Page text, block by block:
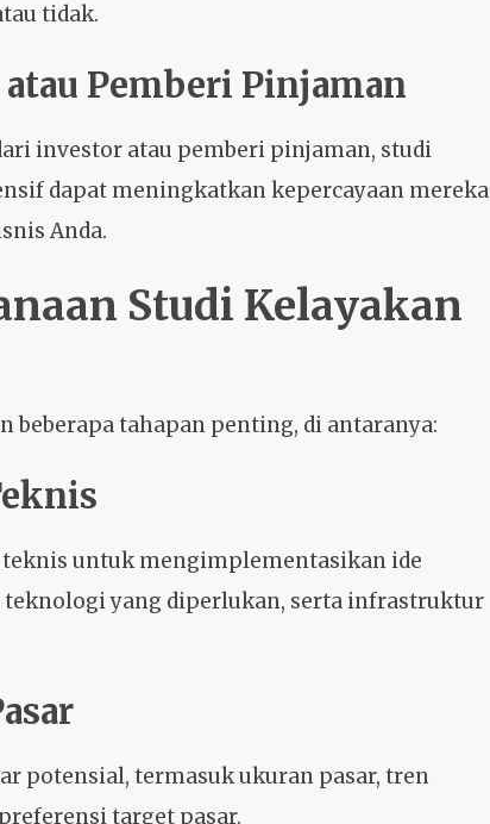
tidak.
Pemberi Pinjaman
investor atau pemberi pinjaman, studi
dapat meningkatkan kepercayaan mereka
Anda.
Studi Kelayakan
beberapa tahapan penting, di antaranya:
untuk mengimplementasikan ide
teknologi yang diperlukan, serta infrastruktur
potensial, termasuk ukuran pasar, tren
target pasar.